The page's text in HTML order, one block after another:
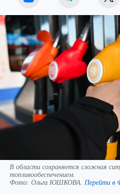
В области сохраняется сложная
топливообеспечением.
Фото: Ольга ЮШКОВА. Перейти в